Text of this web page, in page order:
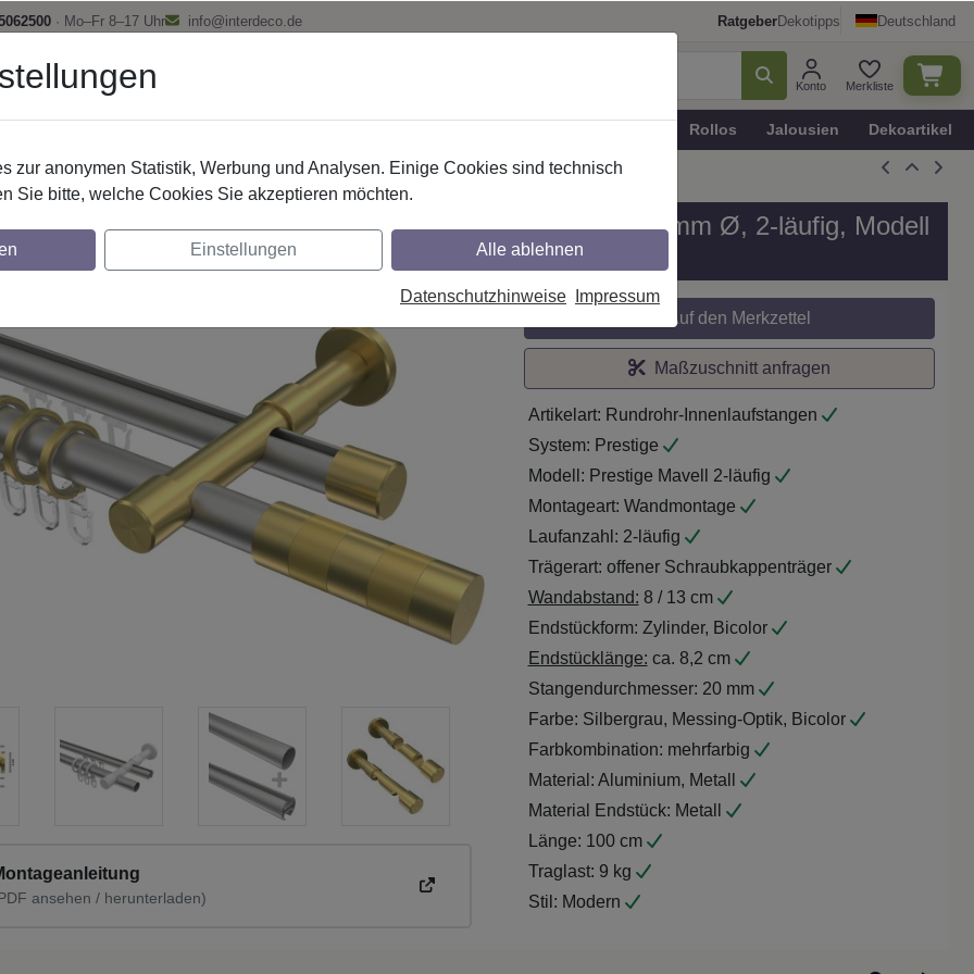
· Mo–Fr 8–17 Uhr info@interdeco.de RatgeberDekotipps Deutschland
Konto Merkliste
Rollos Jalousien Dekoartikel
Rundrohr-Innenlaufstangen Aluminium / Metall
Innenlauf Gardinenstangen aus Aluminium / Metall in 20 mm Ø, 2-läufig, Modell
- Mavell Silbergrau / Messing-Optik
ansehen / herunterladen)
Auf den Merkzettel
Maßzuschnitt anfragen
Artikelart: Rundrohr-Innenlaufstangen
System: Prestige
Modell: Prestige Mavell 2-läufig
Montageart: Wandmontage
Laufanzahl: 2-läufig
Trägerart: offener Schraubkappenträger
Wandabstand: 8 / 13 cm
Endstückform: Zylinder, Bicolor
Endstücklänge: ca. 8,2 cm
Stangendurchmesser: 20 mm
Farbe: Silbergrau, Messing-Optik, Bicolor
Farbkombination: mehrfarbig
Material: Aluminium, Metall
Material Endstück: Metall
Länge: 100 cm
Traglast: 9 kg
Stil: Modern
zur anonymen Statistik, Werbung und Analysen. Einige Cookies sind technisch
Sie bitte, welche Cookies Sie akzeptieren möchten.
Einstellungen Alle ablehnen
Datenschutzhinweise Impressum